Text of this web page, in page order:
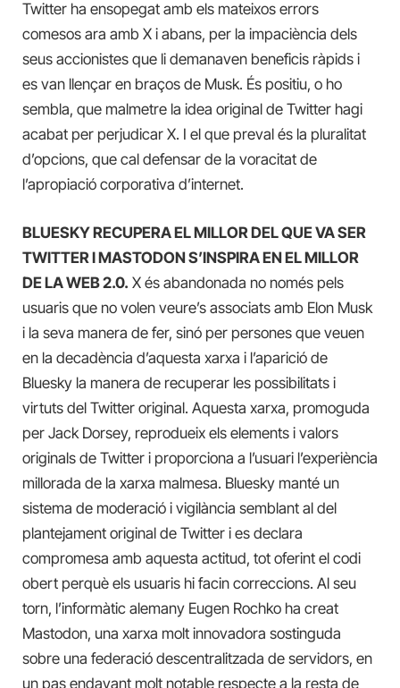
Twitter ha ensopegat amb els mateixos errors
comesos ara amb X i abans, per la impaciència dels
seus accionistes que li demanaven beneficis ràpids i
es van llençar en braços de Musk. És positiu, o ho
sembla, que malmetre la idea original de Twitter hagi
acabat per perjudicar X. I el que preval és la pluralitat
d’opcions, que cal defensar de la voracitat de
l’apropiació corporativa d’internet.
BLUESKY RECUPERA EL MILLOR DEL QUE VA SER
TWITTER I MASTODON S’INSPIRA EN EL MILLOR
DE LA WEB 2.0. X és abandonada no només pels
usuaris que no volen veure’s associats amb Elon Musk
i la seva manera de fer, sinó per persones que veuen
en la decadència d’aquesta xarxa i l’aparició de
Bluesky la manera de recuperar les possibilitats i
virtuts del Twitter original. Aquesta xarxa, promoguda
per Jack Dorsey, reprodueix els elements i valors
originals de Twitter i proporciona a l’usuari l’experiència
millorada de la xarxa malmesa. Bluesky manté un
sistema de moderació i vigilància semblant al del
plantejament original de Twitter i es declara
compromesa amb aquesta actitud, tot oferint el codi
obert perquè els usuaris hi facin correccions. Al seu
torn, l’informàtic alemany Eugen Rochko ha creat
Mastodon, una xarxa molt innovadora sostinguda
sobre una federació descentralitzada de servidors, en
un pas endavant molt notable respecte a la resta de